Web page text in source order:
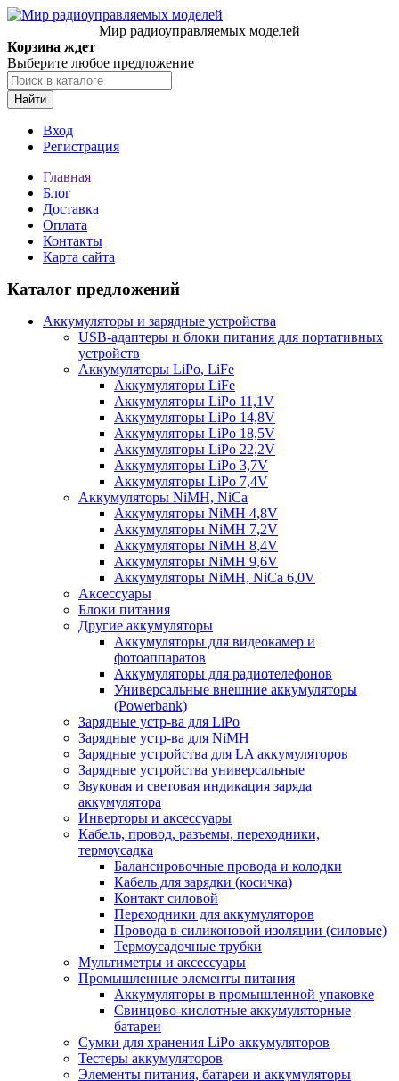
Мир радиоуправляемых моделей
Корзина ждет
Выберите любое предложение
Найти
Вход
Регистрация
Главная
Блог
Доставка
Оплата
Контакты
Карта сайта
Каталог предложений
Аккумуляторы и зарядные устройства
USB-адаптеры и блоки питания для портативных
устройств
Аккумуляторы LiPo, LiFe
Аккумуляторы LiFe
Аккумуляторы LiPo 11,1V
Аккумуляторы LiPo 14,8V
Аккумуляторы LiPo 18,5V
Аккумуляторы LiPo 22,2V
Аккумуляторы LiPo 3,7V
Аккумуляторы LiPo 7,4V
Аккумуляторы NiMH, NiCa
Аккумуляторы NiMH 4,8V
Аккумуляторы NiMH 7,2V
Аккумуляторы NiMH 8,4V
Аккумуляторы NiMH 9,6V
Аккумуляторы NiMH, NiCa 6,0V
Аксессуары
Блоки питания
Другие аккумуляторы
Аккумуляторы для видеокамер и
фотоаппаратов
Аккумуляторы для радиотелефонов
Универсальные внешние аккумуляторы
(Powerbank)
Зарядные устр-ва для LiPo
Зарядные устр-ва для NiMH
Зарядные устройства для LA аккумуляторов
Зарядные устройства универсальные
Звуковая и световая индикация заряда
аккумулятора
Инверторы и аксессуары
Кабель, провод, разъемы, переходники,
термоусадка
Балансировочные провода и колодки
Кабель для зарядки (косичка)
Контакт силовой
Переходники для аккумуляторов
Провода в силиконовой изоляции (силовые)
Термоусадочные трубки
Мультиметры и аксессуары
Промышленные элементы питания
Аккумуляторы в промышленной упаковке
Свинцово-кислотные аккумуляторные
батареи
Сумки для хранения LiPo аккумуляторов
Тестеры аккумуляторов
Элементы питания, батареи и аккумуляторы